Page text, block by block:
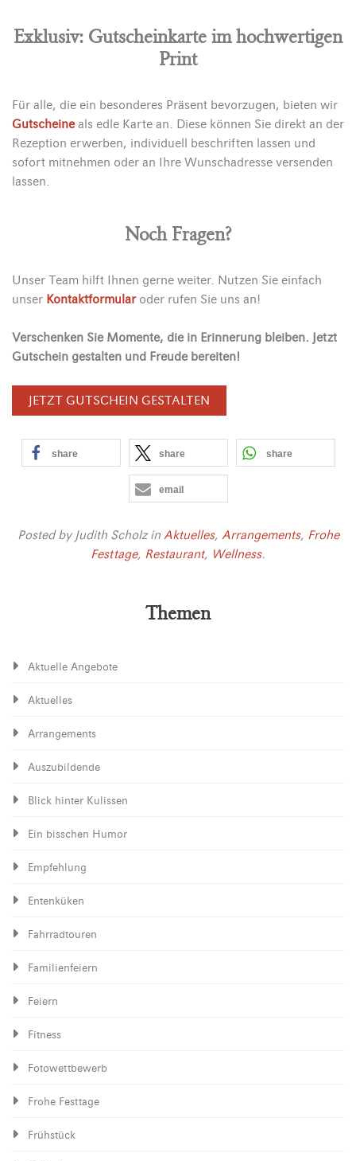
Exklusiv: Gutscheinkarte im hochwertigen
Print
Für alle, die ein besonderes Präsent bevorzugen, bieten wir
Gutscheineals edle Karte an. Diese können Sie direkt an der
Rezeption erwerben, individuell beschriften lassen und
sofort mitnehmen oder an Ihre Wunschadresse versenden
lassen.
Noch Fragen?
Unser Team hilft Ihnen gerne weiter. Nutzen Sie einfach
unser Kontaktformularoder rufen Sie uns an!
Verschenken Sie Momente, die in Erinnerung bleiben. Jetzt
Gutschein gestalten und Freude bereiten!
JETZT GUTSCHEIN GESTALTEN
share share share
email
Posted by Judith Scholzin Aktuelles, Arrangements, Frohe
Festtage, Restaurant, Wellness.
Themen
Aktuelle Angebote
Aktuelles
Arrangements
Auszubildende
Blick hinter Kulissen
Ein bisschen Humor
Empfehlung
Entenküken
Fahrradtouren
Familienfeiern
Feiern
Fitness
Fotowettbewerb
Frohe Festtage
Frühstück